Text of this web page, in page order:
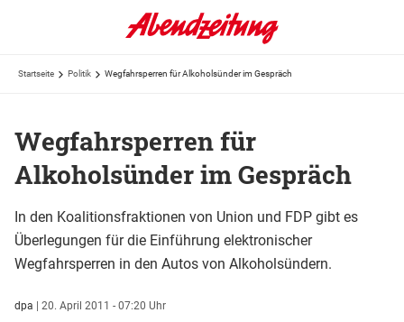
Startseite Politik Wegfahrsperren für Alkoholsünder im Gespräch
Wegfahrsperren für
Alkoholsünder im Gespräch
In den Koalitionsfraktionen von Union und FDP gibt es
Überlegungen für die Einführung elektronischer
Wegfahrsperren in den Autos von Alkoholsündern.
dpa | 20. April 2011 - 07:20 Uhr